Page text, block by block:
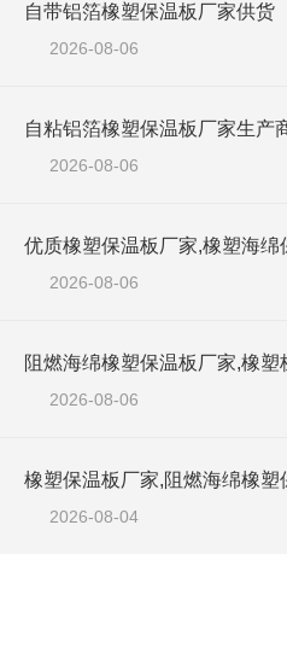
自带铝箔橡塑保温板厂家供货
2026-08-06
自粘铝箔橡塑保温板厂家生产
2026-08-06
2026-08-06
2026-08-06
2026-08-04